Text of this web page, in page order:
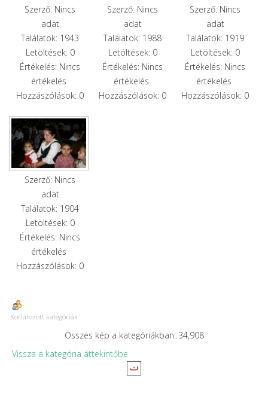
Szerző: Nincs
adat
Találatok: 1943
Letöltések: 0
Értékelés: Nincs
értékelés
Hozzászólások: 0
Szerző: Nincs
adat
Találatok: 1988
Letöltések: 0
Értékelés: Nincs
értékelés
Hozzászólások: 0
Szerző: Nincs
adat
Találatok: 1919
Letöltések: 0
Értékelés: Nincs
értékelés
Hozzászólások: 0
Szerző: Nincs
adat
Találatok: 1904
Letöltések: 0
Értékelés: Nincs
értékelés
Hozzászólások: 0
Korlátozott kategóriák
Összes kép a kategóriákban: 34,908
Vissza a kategória áttekintőbe